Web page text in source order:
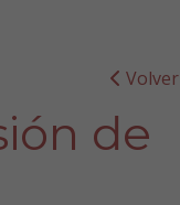
Volver
de